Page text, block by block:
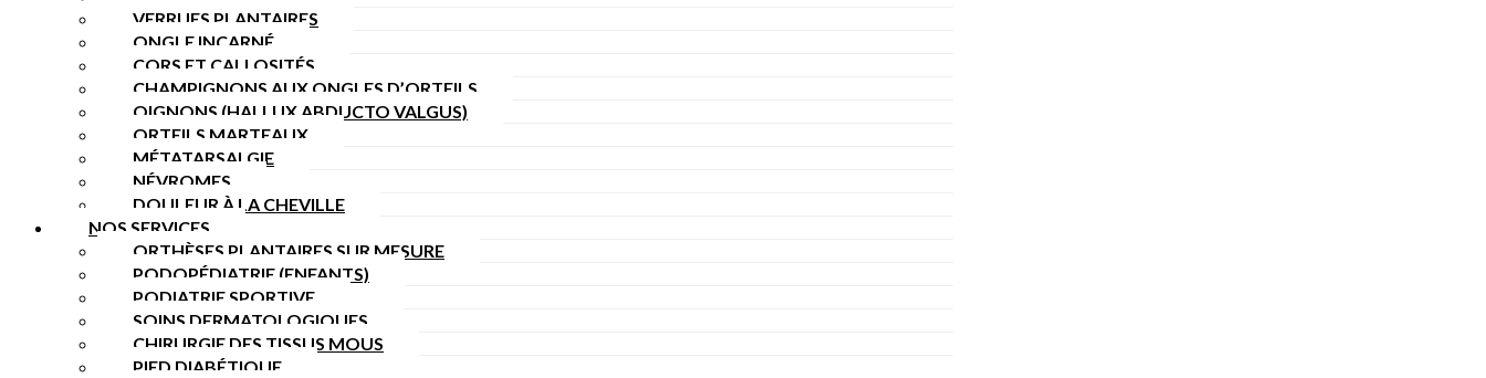
VERRUES PLANTAIRES
ONGLE INCARNÉ
CORS ET CALLOSITÉS
CHAMPIGNONS AUX ONGLES D’ORTEILS
OIGNONS (HALLUX ABDUCTO VALGUS)
ORTEILS MARTEAUX
MÉTATARSALGIE
NÉVROMES
DOULEUR À LA CHEVILLE
NOS SERVICES
ORTHÈSES PLANTAIRES SUR MESURE
PODOPÉDIATRIE (ENFANTS)
PODIATRIE SPORTIVE
SOINS DERMATOLOGIQUES
CHIRURGIE DES TISSUS MOUS
PIED DIABÉTIQUE